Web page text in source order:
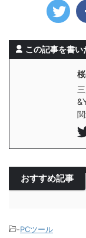
この記事を書い
おすすめ記事
-PCツール